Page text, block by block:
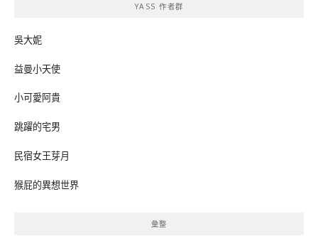
YASS 作者群
吳大妮
益曼小天使
小可愛阿貴
跳躍的宅男
民宿女王芽月
猴屁的異想世界
彙整